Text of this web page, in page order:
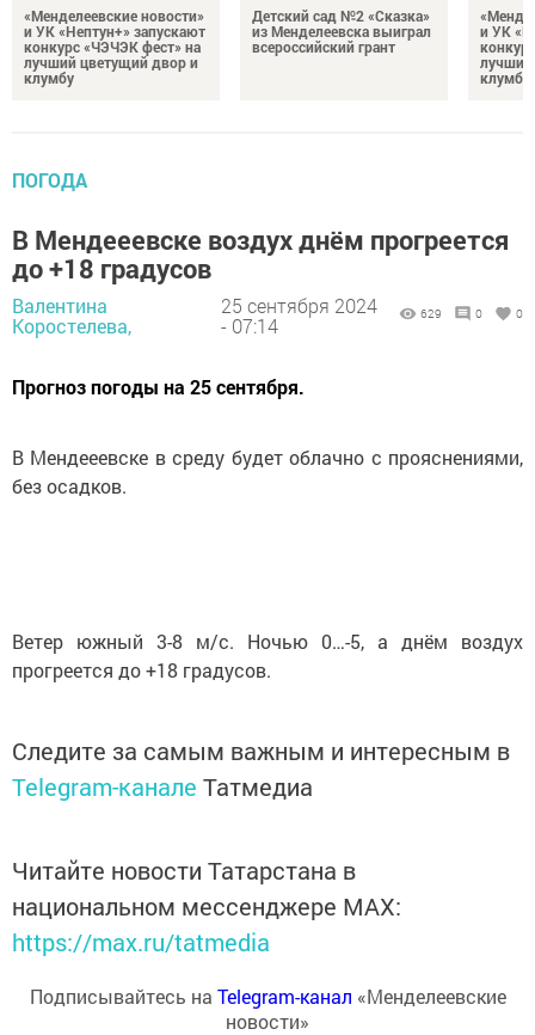
«Менделеевские новости»
и УК «Нептун+» запускают
конкурс «ЧЭЧЭК фест» на
лучший цветущий двор и
клумбу
Детский сад №2 «Сказка»
из Менделеевска выиграл
всероссийский грант
и УК
лучший
клумбу
ПОГОДА
В Мендееевске воздух днём прогреется
до +18 градусов
Валентина
Коростелева,
25 сентября 2024
- 07:14
629 0 0
Прогноз погоды на 25 сентября.
В Мендееевске в среду будет облачно с прояснениями,
без осадков.
Ветер южный 3-8 м/с. Ночью 0…-5, а днём воздух
прогреется до +18 градусов.
Следите за самым важным и интересным в
Telegram-канале Татмедиа
Читайте новости Татарстана в
национальном мессенджере MАХ:
https://max.ru/tatmedia
Подписывайтесь на Telegram-канал «Менделеевские
новости»